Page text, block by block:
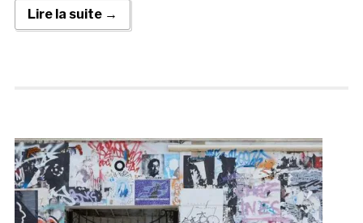
Lire la suite →